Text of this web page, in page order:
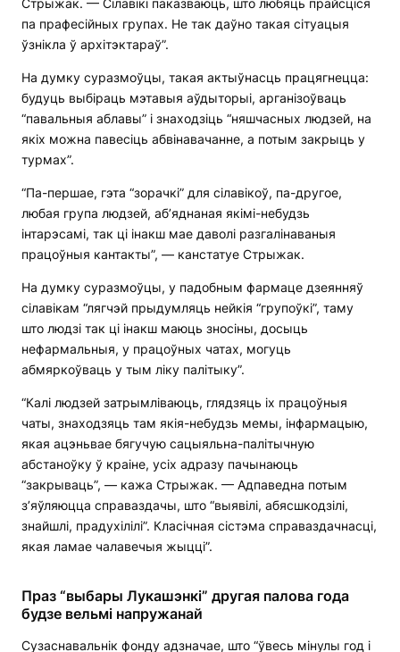
Стрыжак. — Сілавікі паказваюць, што любяць прайсціся
па прафесійных групах. Не так даўно такая сітуацыя
ўзнікла ў архітэктараў”.
На думку суразмоўцы, такая актыўнасць працягнецца:
будуць выбіраць мэтавыя аўдыторыі, арганізоўваць
“павальныя аблавы” і знаходзіць “няшчасных людзей, на
якіх можна павесіць абвінавачанне, а потым закрыць у
турмах”.
“Па-першае, гэта “зорачкі” для сілавікоў, па-другое,
любая група людзей, аб’яднаная якімі-небудзь
інтарэсамі, так ці інакш мае даволі разгалінаваныя
працоўныя кантакты”, — канстатуе Стрыжак.
На думку суразмоўцы, у падобным фармаце дзеянняў
сілавікам “лягчэй прыдумляць нейкія “групоўкі”, таму
што людзі так ці інакш маюць зносіны, досыць
нефармальныя, у працоўных чатах, могуць
абмяркоўваць у тым ліку палітыку”.
“Калі людзей затрымліваюць, глядзяць іх працоўныя
чаты, знаходзяць там якія-небудзь мемы, інфармацыю,
якая ацэньвае бягучую сацыяльна-палітычную
абстаноўку ў краіне, усіх адразу пачынаюць
“закрываць”, — кажа Стрыжак. — Адпаведна потым
з’яўляюцца справаздачы, што “выявілі, абясшкодзілі,
знайшлі, прадухілілі”. Класічная сістэма справаздачнасці,
якая ламае чалавечыя жыцці”.
Праз “выбары Лукашэнкі” другая палова года
будзе вельмі напружанай
Сузаснавальнік фонду адзначае, што “ўвесь мінулы год і